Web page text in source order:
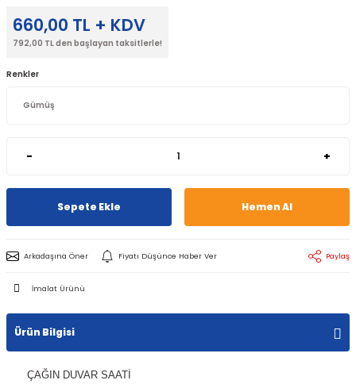
660,00 TL + KDV
792,00 TL den başlayan taksitlerle!
Renkler
- +
Sepete Ekle Hemen Al
Arkadaşına Öner Fiyatı Düşünce Haber Ver Paylaş
İmalat Ürünü
Ürün Bilgisi
ÇAĞIN DUVAR SAATİ